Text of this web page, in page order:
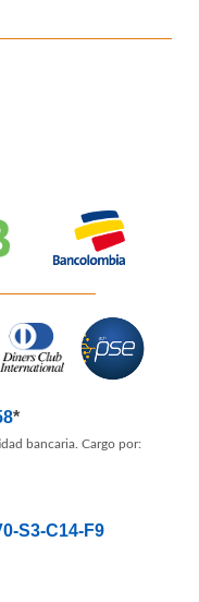
*
bancaria. Cargo por:
S3-C14-F9